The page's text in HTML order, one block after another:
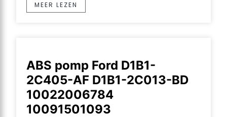
MEER LEZEN
ABS pomp Ford D1B1-
2C405-AF D1B1-2C013-BD
10022006784
10091501093